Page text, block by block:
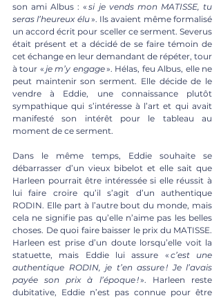
son ami Albus : « si je vends mon MATISSE, tu
seras l’heureux élu ». Ils avaient même formalisé
un accord écrit pour sceller ce serment. Severus
était présent et a décidé de se faire témoin de
cet échange en leur demandant de répéter, tour
à tour « je m’y engage ». Hélas, feu Albus, elle ne
peut maintenir son serment. Elle décide de le
vendre à Eddie, une connaissance plutôt
sympathique qui s’intéresse à l’art et qui avait
manifesté son intérêt pour le tableau au
moment de ce serment.
Dans le même temps, Eddie souhaite se
débarrasser d’un vieux bibelot et elle sait que
Harleen pourrait être intéressée si elle réussit à
lui faire croire qu’il s’agit d’un authentique
RODIN. Elle part à l’autre bout du monde, mais
cela ne signifie pas qu’elle n’aime pas les belles
choses. De quoi faire baisser le prix du MATISSE.
Harleen est prise d’un doute lorsqu’elle voit la
statuette, mais Eddie lui assure « c’est une
authentique RODIN, je t’en assure ! Je l’avais
payée son prix à l’époque ! ». Harleen reste
dubitative, Eddie n’est pas connue pour être